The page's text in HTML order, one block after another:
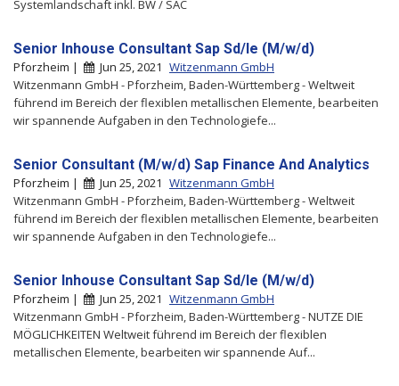
Systemlandschaft inkl. BW / SAC
Senior Inhouse Consultant Sap Sd/le (M/w/d)
Pforzheim | Jun 25, 2021 Witzenmann GmbH
Witzenmann GmbH - Pforzheim, Baden-Württemberg - Weltweit
führend im Bereich der flexiblen metallischen Elemente, bearbeiten
wir spannende Aufgaben in den Technologiefe...
Senior Consultant (M/w/d) Sap Finance And Analytics
Pforzheim | Jun 25, 2021 Witzenmann GmbH
Witzenmann GmbH - Pforzheim, Baden-Württemberg - Weltweit
führend im Bereich der flexiblen metallischen Elemente, bearbeiten
wir spannende Aufgaben in den Technologiefe...
Senior Inhouse Consultant Sap Sd/le (M/w/d)
Pforzheim | Jun 25, 2021 Witzenmann GmbH
Witzenmann GmbH - Pforzheim, Baden-Württemberg - NUTZE DIE
MÖGLICHKEITEN Weltweit führend im Bereich der flexiblen
metallischen Elemente, bearbeiten wir spannende Auf...